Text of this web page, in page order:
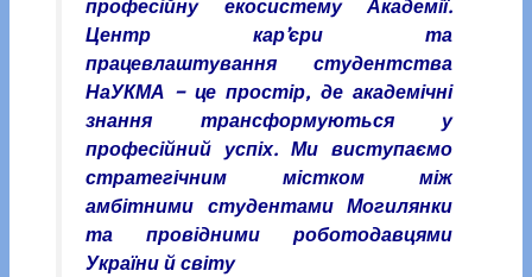
професійну екосистему Академії.
Центр кар’єри та
працевлаштування студентства
НаУКМА – це простір, де академічні
знання трансформуються у
професійний успіх. Ми виступаємо
стратегічним містком між
амбітними студентами Могилянки
та провідними роботодавцями
України й світу